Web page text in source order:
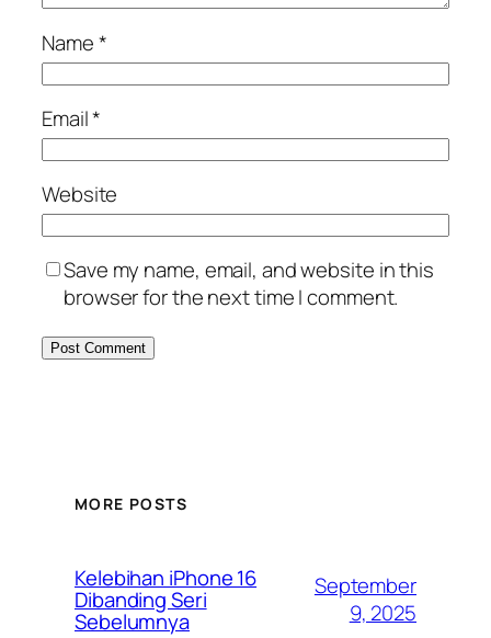
Name*
Email*
Website
Save my name, email, and website in this
browser for the next time I comment.
MORE POSTS
Kelebihan iPhone 16
Dibanding Seri
Sebelumnya
September
9, 2025